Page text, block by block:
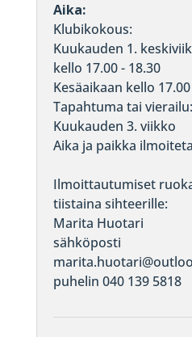
Aika:
Klubikokous:
Kuukauden 1.
kello 17.00 - 18.30
Kesäaikaan kello
Tapahtuma tai vierailu:
Kuukauden 3. viikko
Aika ja paikka
Ilmoittautumiset
tiistaina sihteerille:
Marita Huotari
sähköposti
puhelin 040 139 5818